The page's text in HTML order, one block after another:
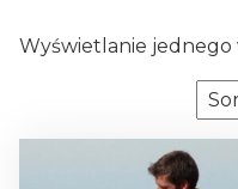
Wyświetlanie jednego